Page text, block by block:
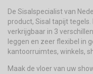
De Sisalspecialist van
product, Sisal tapijt
verkrijgbaar in 3
leggen en zeer flexibel in
kantoorruimtes, winkels,
Maak de vloer van uw